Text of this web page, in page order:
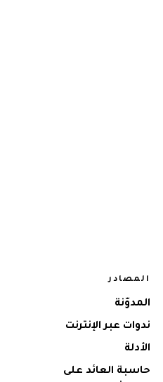
المصادر
المدوّنة
ندوات عبر الإنترنت
الأدلة
حاسبة العائد على